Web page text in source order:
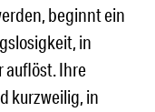
beginnt ein
in
auflöst. Ihre
kurzweilig, in